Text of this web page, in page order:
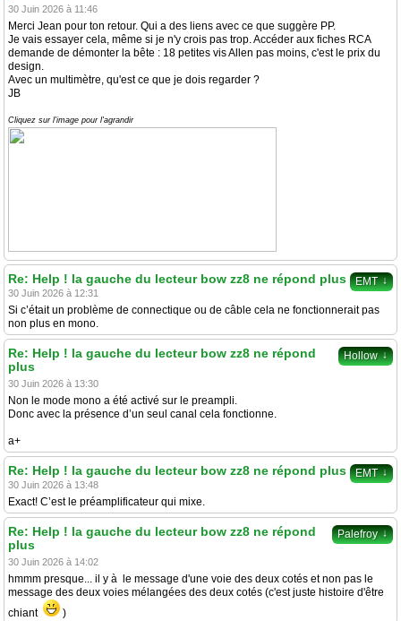
30 Juin 2026 à 11:46
Merci Jean pour ton retour. Qui a des liens avec ce que suggère PP.
Je vais essayer cela, même si je n'y crois pas trop. Accéder aux fiches RCA
demande de démonter la bête : 18 petites vis Allen pas moins, c'est le prix du
design.
Avec un multimètre, qu'est ce que je dois regarder ?
JB
Cliquez sur l'image pour l'agrandir
EMT ↓
Re: Help ! la gauche du lecteur bow zz8 ne répond plus
30 Juin 2026 à 12:31
Si c’était un problème de connectique ou de câble cela ne fonctionnerait pas
non plus en mono.
Hollow ↓
Re: Help ! la gauche du lecteur bow zz8 ne répond
plus
30 Juin 2026 à 13:30
Non le mode mono a été activé sur le preampli.
Donc avec la présence d’un seul canal cela fonctionne.
a+
EMT ↓
Re: Help ! la gauche du lecteur bow zz8 ne répond plus
30 Juin 2026 à 13:48
Exact! C’est le préamplificateur qui mixe.
Palefroy ↓
Re: Help ! la gauche du lecteur bow zz8 ne répond
plus
30 Juin 2026 à 14:02
hmmm presque... il y à le message d'une voie des deux cotés et non pas le
message des deux voies mélangées des deux cotés (c'est juste histoire d'être
chiant
)